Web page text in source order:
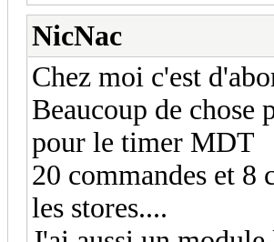
NicNac
Chez moi c'est
Beaucoup de
pour le timer MDT
20 commandes et 8
les stores....